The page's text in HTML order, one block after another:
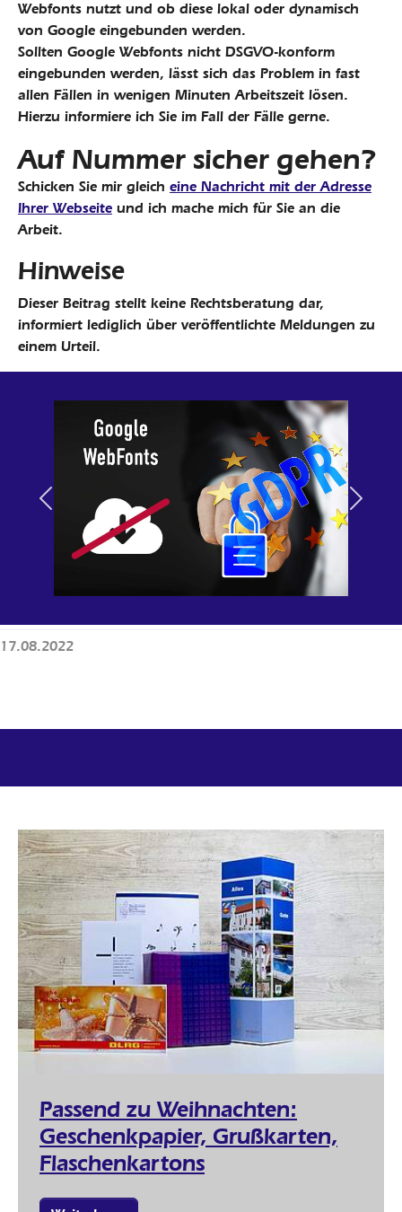
Webfonts nutzt und ob diese lokal oder dynamisch
von Google eingebunden werden.
Sollten Google Webfonts nicht DSGVO-konform
eingebunden werden, lässt sich das Problem in fast
allen Fällen in wenigen Minuten Arbeitszeit lösen.
Hierzu informiere ich Sie im Fall der Fälle gerne.
Auf Nummer sicher gehen?
Schicken Sie mir gleich eine Nachricht mit der Adresse
Ihrer Webseite und ich mache mich für Sie an die
Arbeit.
Hinweise
Dieser Beitrag stellt keine Rechtsberatung dar,
informiert lediglich über veröffentlichte Meldungen zu
einem Urteil.
Previous Next
17.08.2022
Passend zu Weihnachten:
Geschenkpapier, Grußkarten,
Flaschenkartons